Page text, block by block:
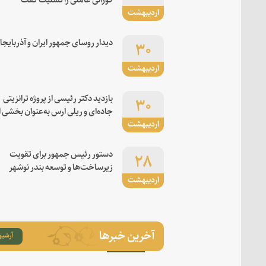
اردیبهشت
اردیبهشت
۳۰ دیدار روسای جمهور ایران و
اردیبهشت
۳۰
بازدید دکتر رئیسی از پروژه ترانزیتی
جاده‌ای و ریلی ارس به‌عنوان بخشی
اردیبهشت
۲۸
دستور رئیس جمهور برای تقویت
زیرساخت‌ها و توسعه بندر نوشهر
آخرین خبرها